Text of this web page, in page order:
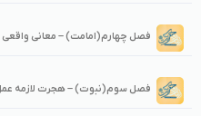
فصل چهارم(امامت) – معانی
فصل سوم(نبوت) – هجرت لازمه عمل